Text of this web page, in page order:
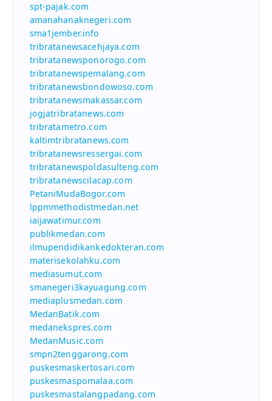
spt-pajak.com
amanahanaknegeri.com
sma1jember.info
tribratanewsacehjaya.com
tribratanewsponorogo.com
tribratanewspemalang.com
tribratanewsbondowoso.com
tribratanewsmakassar.com
jogjatribratanews.com
tribratametro.com
kaltimtribratanews.com
tribratanewsressergai.com
tribratanewspoldasulteng.com
tribratanewscilacap.com
PetaniMudaBogor.com
lppmmethodistmedan.net
iaijawatimur.com
publikmedan.com
ilmupendidikankedokteran.com
materisekolahku.com
mediasumut.com
smanegeri3kayuagung.com
mediaplusmedan.com
MedanBatik.com
medanekspres.com
MedanMusic.com
smpn2tenggarong.com
puskesmaskertosari.com
puskesmaspomalaa.com
puskesmastalangpadang.com